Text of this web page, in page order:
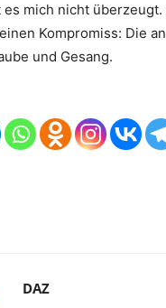
mich nicht
Kompromiss: Die
und Gesang.
DAZ